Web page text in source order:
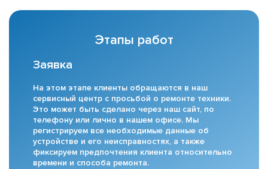
Этапы работ
Заявка
На этом этапе клиенты обращаются в наш
сервисный центр с просьбой о ремонте техники.
Это может быть сделано через наш сайт, по
телефону или лично в нашем офисе. Мы
регистрируем все необходимые данные об
устройстве и его неисправностях, а также
фиксируем предпочтения клиента относительно
времени и способа ремонта.